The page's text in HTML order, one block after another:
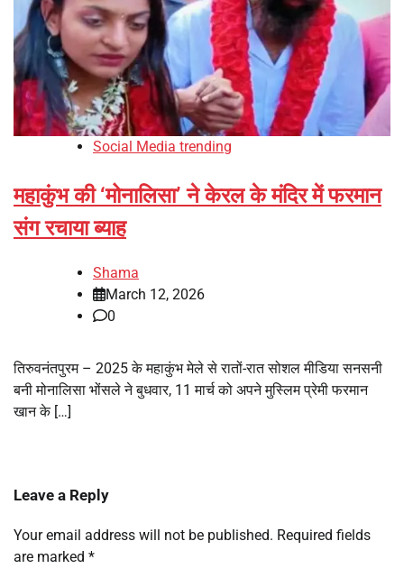
Social Media trending
महाकुंभ की ‘मोनालिसा’ ने केरल के मंदिर में फरमान
संग रचाया ब्याह
Shama
March 12, 2026
0
तिरुवनंतपुरम – 2025 के महाकुंभ मेले से रातों-रात सोशल मीडिया सनसनी
बनी मोनालिसा भोंसले ने बुधवार, 11 मार्च को अपने मुस्लिम प्रेमी फरमान
खान के […]
Leave a Reply
Your email address will not be published. Required fields
are marked *